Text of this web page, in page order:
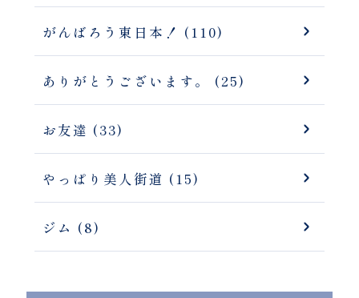
がんばろう東日本！ (110)
ありがとうございます。 (25)
お友達 (33)
やっぱり美人街道 (15)
ジム (8)